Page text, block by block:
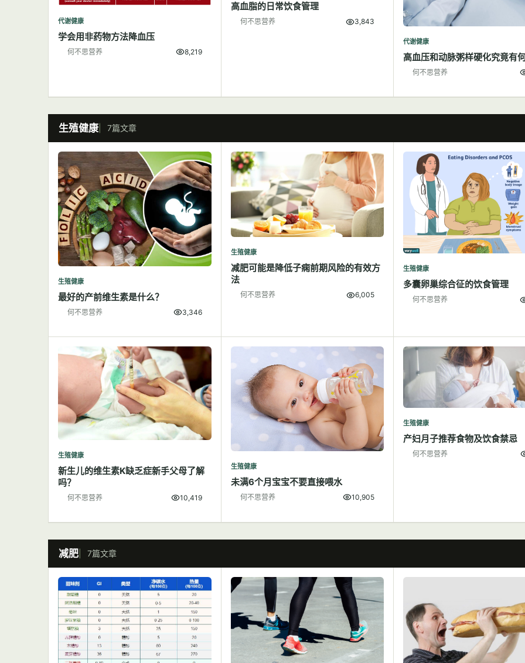
代谢健康
学会用非药物方法降血压
何不思营养 8,219
高血脂的日常饮食管理
何不思营养 3,843
代谢健康
高血压和动脉粥样硬化究竟有
何不思营养
生殖健康 7篇文章
生殖健康
最好的产前维生素是什么？
何不思营养 3,346
生殖健康
减肥可能是降低子痫前期风险的有效方
法
何不思营养 6,005
生殖健康
多囊卵巢综合征的饮食管理
何不思营养
生殖健康
新生儿的维生素K缺乏症新手父母了解
吗？
何不思营养 10,419
生殖健康
未满6个月宝宝不要直接喂水
何不思营养 10,905
生殖健康
产妇月子推荐食物及饮食禁忌
何不思营养
减肥 7篇文章